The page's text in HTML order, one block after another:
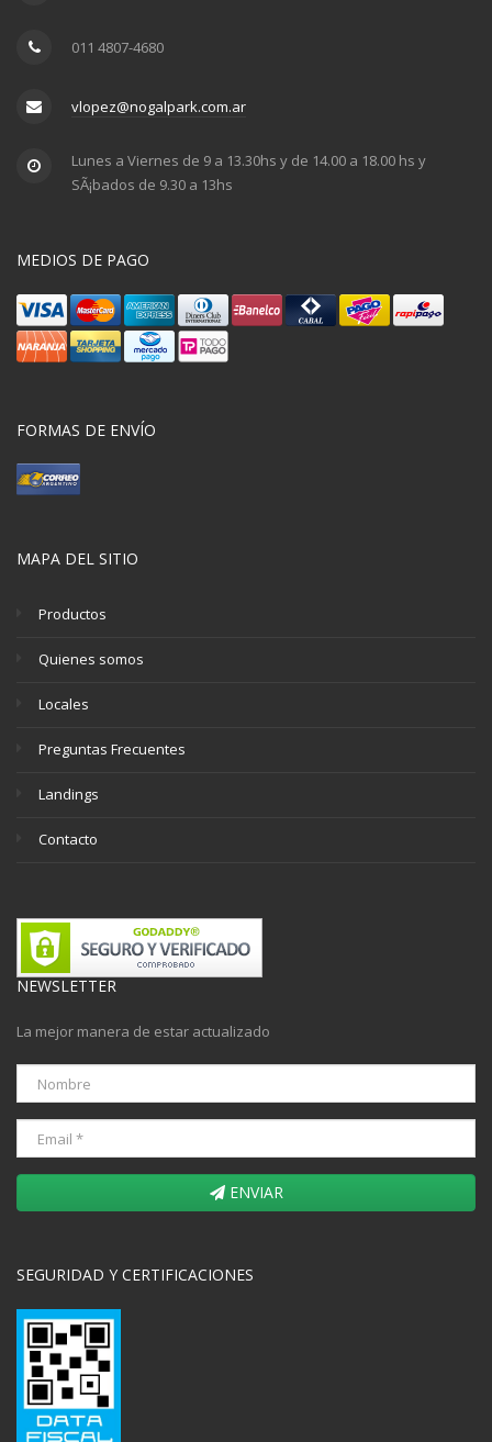
011 4807-4680
vlopez@nogalpark.com.ar
Lunes a Viernes de 9 a 13.30hs y de 14.00 a 18.00 hs y
SÃ¡bados de 9.30 a 13hs
MEDIOS DE PAGO
FORMAS DE ENVÍO
MAPA DEL SITIO
Productos
Quienes somos
Locales
Preguntas Frecuentes
Landings
Contacto
NEWSLETTER
La mejor manera de estar actualizado
ENVIAR
SEGURIDAD Y CERTIFICACIONES